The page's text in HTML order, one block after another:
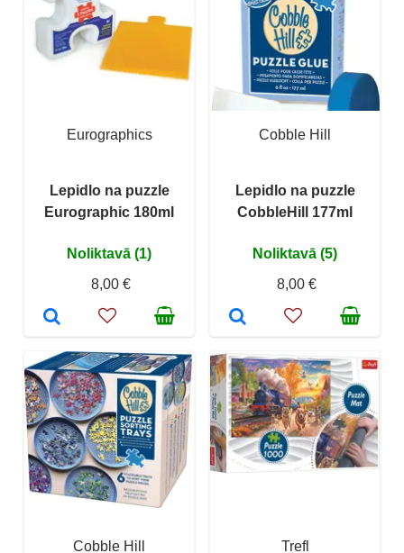
Eurographics
Lepidlo na puzzle
Eurographic 180ml
Noliktavā (1)
8,00 €
Cobble Hill
Lepidlo na puzzle
CobbleHill 177ml
Noliktavā (5)
8,00 €
Cobble Hill Trefl